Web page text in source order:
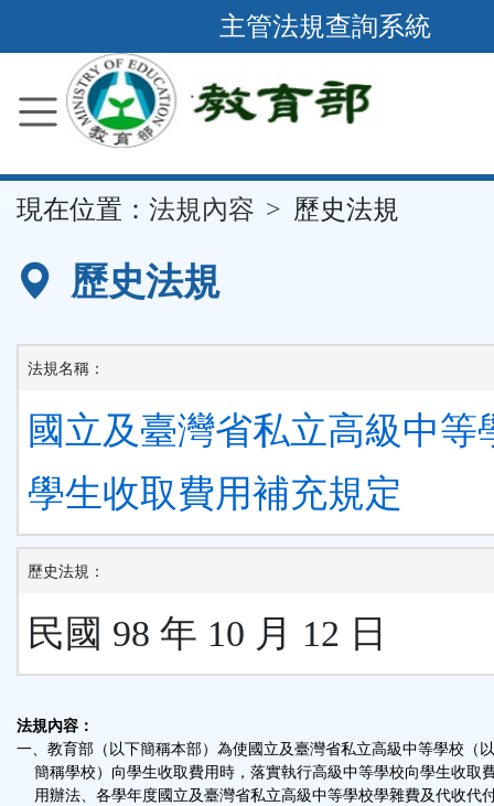
到
要
容
區
主管法規查詢系統
現在位置： 法規內容 歷史法規
歷史法規
法規名稱：
國立及臺灣省私立高級中等
學生收取費用補充規定
歷史法規：
民國 98 年 10 月 12 日
法規內容：
一、教育部（以下簡稱本部）為使國立及臺灣省私立高級中等學校（
簡稱學校）向學生收取費用時，落實執行高級中等學校向學生收取
用辦法、各學年度國立及臺灣省私立高級中等學校學雜費及代收代